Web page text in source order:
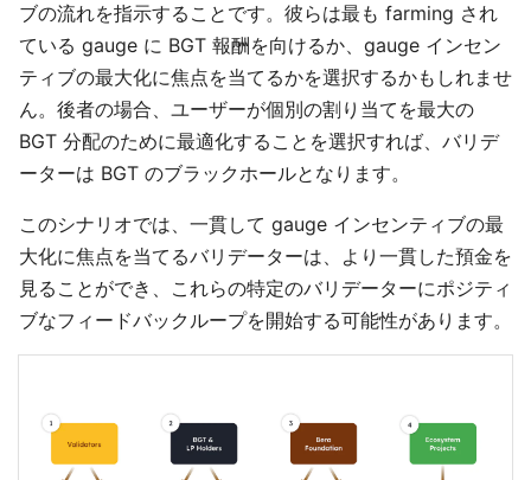
ブの流れを指示することです。彼らは最も farming され
ている gauge に BGT 報酬を向けるか、gauge インセン
ティブの最大化に焦点を当てるかを選択するかもしれませ
ん。後者の場合、ユーザーが個別の割り当てを最大の
BGT 分配のために最適化することを選択すれば、バリデ
ーターは BGT のブラックホールとなります。
このシナリオでは、一貫して gauge インセンティブの最
大化に焦点を当てるバリデーターは、より一貫した預金を
見ることができ、これらの特定のバリデーターにポジティ
ブなフィードバックループを開始する可能性があります。